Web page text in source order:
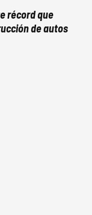
récord que
de autos